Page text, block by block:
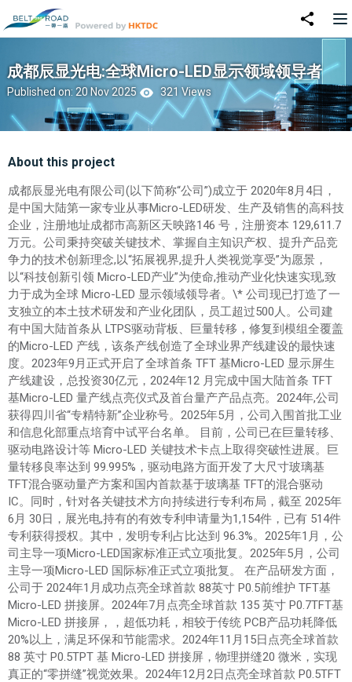
成都辰显光电:全球Micro-LED显示领域领导者
Published on: 20 Nov 2025 321 Views
About this project
成都辰显光电有限公司(以下简称“公司”)成立于 2020年8月4日，
是中国大陆第一家专业从事Micro-LED研发、生产及销售的高科技
企业，注册地址成都市高新区天映路146 号，注册资本 129,611.7
万元。公司秉持突破关键技术、掌握自主知识产权、提升产品竞
争力的技术创新理念,以“拓展视界,提升人类视觉享受”为愿景，
以“科技创新引领 Micro-LED产业”为使命,推动产业化快速实现,致
力于成为全球 Micro-LED 显示领域领导者。\* 公司现已打造了一
支独立的本土技术研发和产业化团队，员工超过500人。公司建
有中国大陆首条从 LTPS驱动背板、巨量转移，修复到模组全覆盖
的Micro-LED 产线，该条产线创造了全球业界产线建设的最快速
度。2023年9月正式开启了全球首条 TFT 基Micro-LED 显示屏生
产线建设，总投资30亿元，2024年12 月完成中国大陆首条 TFT
基Micro-LED 量产线点亮仪式及首台量产产品点亮。2024年,公司
获得四川省“专精特新”企业称号。2025年5月，公司入围首批工业
和信息化部重点培育中试平台名单。 目前，公司已在巨量转移、
驱动电路设计等 Micro-LED 关键技术卡点上取得突破性进展。巨
量转移良率达到 99.995%，驱动电路方面开发了大尺寸玻璃基
TFT混合驱动量产方案和国内首款基于玻璃基 TFT的混合驱动
IC。同时，针对各关键技术方向持续进行专利布局，截至 2025年
6月 30日，展光电,持有的有效专利申请量为1,154件，已有 514件
专利获得授权。其中，发明专利占比达到 96.3%。2025年1月，公
司主导一项Micro-LED国家标准正式立项批复。2025年5月，公司
主导一项Micro-LED 国际标准正式立项批复。 在产品研发方面，
公司于 2024年1月成功点亮全球首款 88英寸 P0.5前维护 TFT基
Micro-LED 拼接屏。2024年7月点亮全球首款 135 英寸 P0.7TFT基
Micro-LED 拼接屏，，超低功耗，相较于传统 PCB产品功耗降低
20%以上，满足环保和节能需求。2024年11月15日点亮全球首款
88 英寸 P0.5TPT 基 Micro-LED 拼接屏，物理拼缝20 微米，实现
真正的“零拼缝”视觉效果。2024年12月2日点亮全球首款 P0.5TFT